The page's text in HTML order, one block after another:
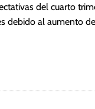
del cuarto
debido al aumento de